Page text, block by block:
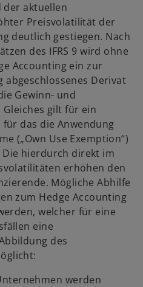
der aktuellen
Preisvolatilität der
deutlich gestiegen. Nach
des IFRS 9 wird ohne
Accounting ein zur
abgeschlossenes Derivat
Gewinn- und
gilt für ein
das die Anwendung
(„Own Use Exemption“)
hierdurch direkt im
erhöhen den
Mögliche Abhilfe
zum Hedge Accounting
welcher für eine
eine
des
werden